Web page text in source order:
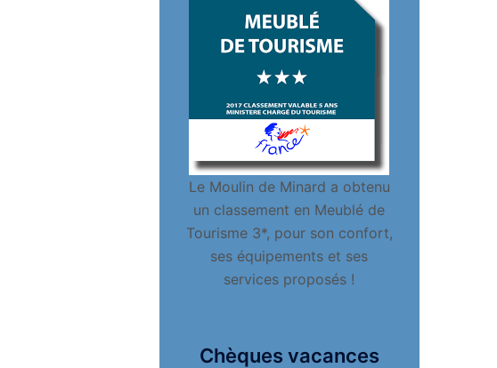
Le Moulin de Minard a obtenu
un classement en Meublé de
Tourisme 3*, pour son confort,
ses équipements et ses
services proposés !
Chèques vacances